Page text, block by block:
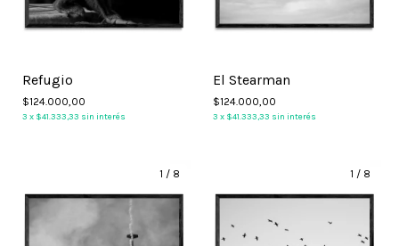
Refugio
$124.000,00
3 x $41.333,33 sin interés
El Stearman
$124.000,00
3 x $41.333,33 sin interés
1 / 8 1 / 8